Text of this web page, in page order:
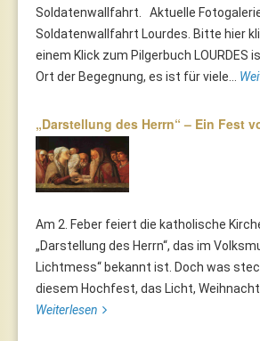
Soldatenwallfahrt. Aktuelle Fotogalerie
Soldatenwallfahrt Lourdes. Bitte hier
einem Klick zum Pilgerbuch LOURDES
Ort der Begegnung, es ist für viele...
„Darstellung des Herrn“ – Ein Fest
Am 2. Feber feiert die katholische
„Darstellung des Herrn“, das im
Lichtmess“ bekannt ist. Doch was
diesem Hochfest, das Licht,
Weiterlesen